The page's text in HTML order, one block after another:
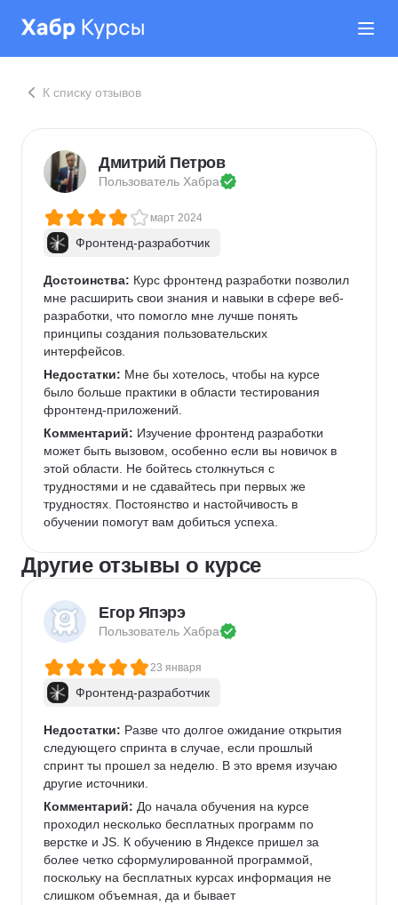
К списку отзывов
Дмитрий Петров
Пользователь Хабра
март 2024
Фронтенд-разработчик
Достоинства: Курс фронтенд разработки позволил
мне расширить свои знания и навыки в сфере веб-
разработки, что помогло мне лучше понять
принципы создания пользовательских
интерфейсов.
Недостатки: Мне бы хотелось, чтобы на курсе
было больше практики в области тестирования
фронтенд-приложений.
Комментарий: Изучение фронтенд разработки
может быть вызовом, особенно если вы новичок в
этой области. Не бойтесь столкнуться с
трудностями и не сдавайтесь при первых же
трудностях. Постоянство и настойчивость в
обучении помогут вам добиться успеха.
Другие отзывы о курсе
Егор Япэрэ
Пользователь Хабра
23 января
Фронтенд-разработчик
Недостатки: Разве что долгое ожидание открытия
следующего спринта в случае, если прошлый
спринт ты прошел за неделю. В это время изучаю
другие источники.
Комментарий: До начала обучения на курсе
проходил несколько бесплатных программ по
верстке и JS. К обучению в Яндексе пришел за
более четко сформулированной программой,
поскольку на бесплатных курсах информация не
слишком объемная, да и бывает